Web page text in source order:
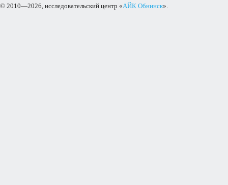
© 2010—2026, исследовательский центр «АЙК Обнинск».